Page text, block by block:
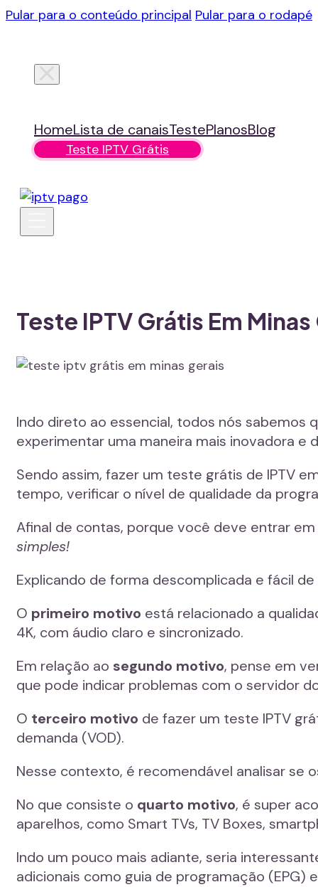
Pular para o conteúdo principal Pular para o rodapé
HomeLista de canaisTestePlanosBlog
Teste IPTV Grátis
Teste IPTV Grátis Em
Indo direto ao essencial, todos nós sabemos
experimentar uma maneira mais inovadora
Sendo assim, fazer um teste grátis de IPTV
tempo, verificar o nível de qualidade da
Afinal de contas, porque você deve entrar
simples!
Explicando de forma descomplicada e fácil
O primeiro motivo está relacionado a
4K, com áudio claro e sincronizado.
Em relação ao segundo motivo, pense em
que pode indicar problemas com o servidor
O terceiro motivo de fazer um teste IPTV
demanda (VOD).
Nesse contexto, é recomendável analisar se
No que consiste o quarto motivo, é super
aparelhos, como Smart TVs, TV Boxes,
Indo um pouco mais adiante, seria
adicionais como guia de programação (EPG)